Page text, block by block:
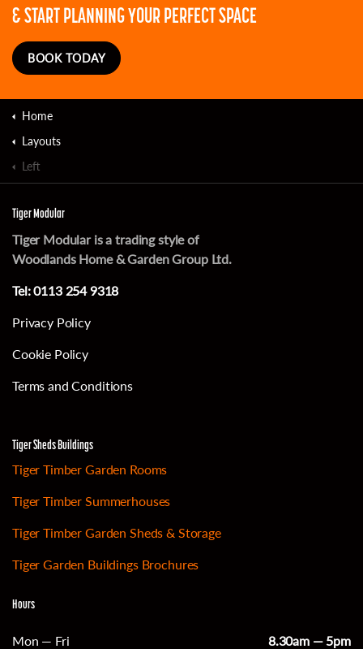
& START PLANNING YOUR PERFECT SPACE
BOOK TODAY
Home
Layouts
Left
Tiger Modular
Tiger Modular is a trading style of
Woodlands Home & Garden Group Ltd.
Tel:0113 254 9318
Privacy Policy
Cookie Policy
Terms and Conditions
Tiger Sheds Buildings
Tiger Timber Garden Rooms
Tiger Timber Summerhouses
Tiger Timber Garden Sheds & Storage
Tiger Garden Buildings Brochures
Hours
Mon — Fri 8.30am — 5pm